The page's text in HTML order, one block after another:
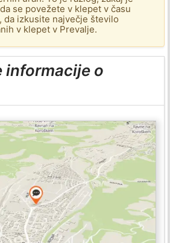
se povežete v klepet v času
da izkusite največje število
v klepet v Prevalje.
informacije o